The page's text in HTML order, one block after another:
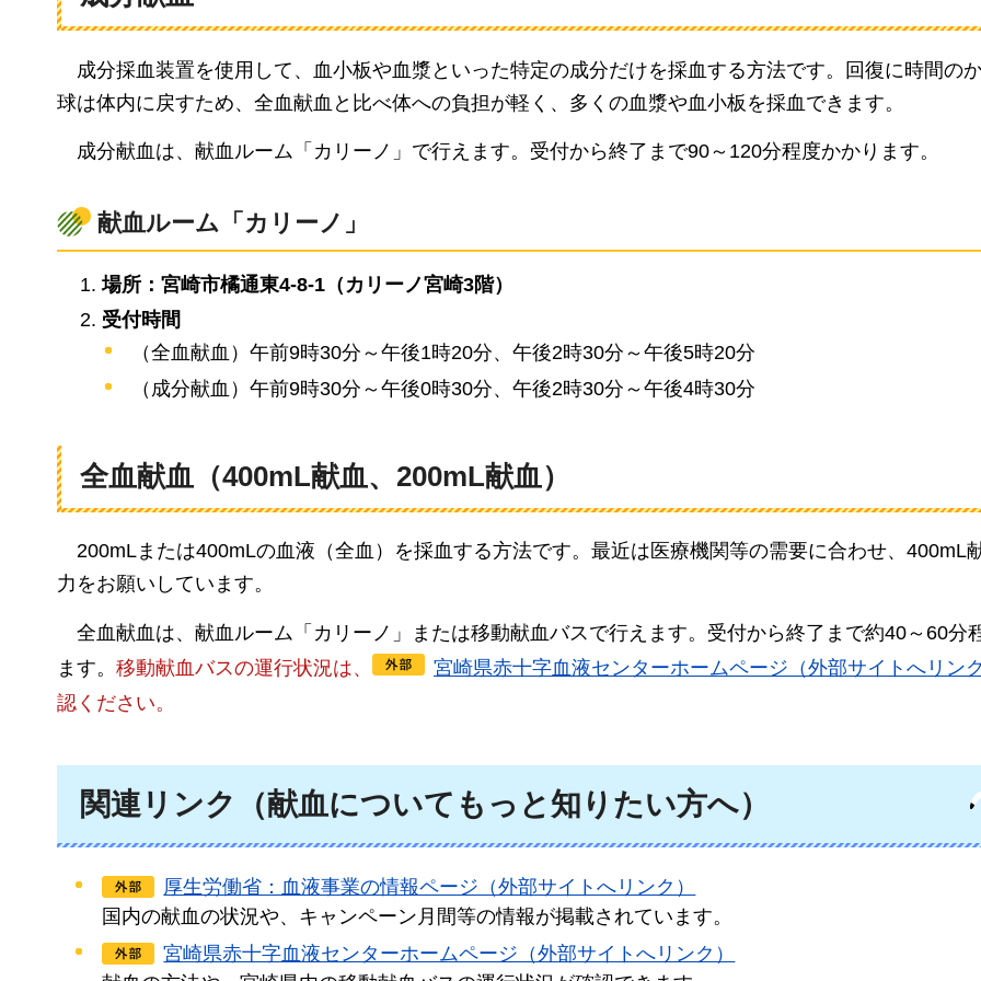
成分採血装置を使用して、血小板や血漿といった特定の成分だけを採血する方法です。回復に時間の
球は体内に戻すため、全血献血と比べ体への負担が軽く、多くの血漿や血小板を採血できます。
成分献血は、献血ルーム「カリーノ」で行えます。受付から終了まで90～120分程度かかります。
献血ルーム「カリーノ」
場所：宮崎市橘通東4-8-1（カリーノ宮崎3階）
受付時間
（全血献血）午前9時30分～午後1時20分、午後2時30分～午後5時20分
（成分献血）午前9時30分～午後0時30分、午後2時30分～午後4時30分
全血献血（400mL献血、200mL献血）
200mLまたは400mLの血液（全血）を採血する方法です。最近は医療機関等の需要に合わせ、400mL
力をお願いしています。
全血献血は、献血ルーム「カリーノ」または移動献血バスで行えます。受付から終了まで約40～60分
ます。 移動献血バスの運行状況は、 宮崎県赤十字血液センターホームページ（外部サイトへリンク
認ください。
関連リンク（献血についてもっと知りたい方へ）
厚生労働省：血液事業の情報ページ（外部サイトへリンク）
国内の献血の状況や、キャンペーン月間等の情報が掲載されています。
宮崎県赤十字血液センターホームページ（外部サイトへリンク）